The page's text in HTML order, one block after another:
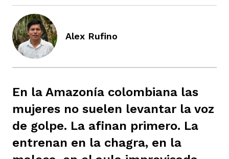
Alex Rufino
En la Amazonía colombiana las
mujeres no suelen levantar la voz
de golpe. La afinan primero. La
entrenan en la chagra, en la
de Atrato
fórmula
principios
de estilo
equipo